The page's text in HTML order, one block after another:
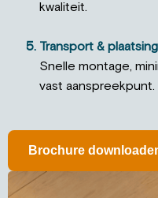
kwaliteit.
Transport &
Snelle montage,
vast aanspreekpunt.
Brochure